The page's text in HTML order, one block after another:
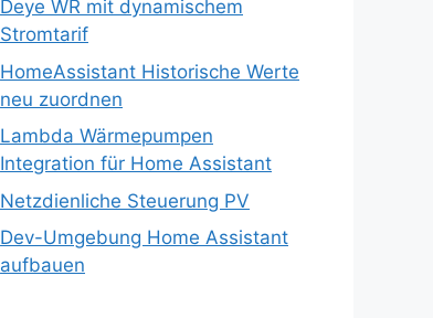
Deye WR mit dynamischem
Stromtarif
HomeAssistant Historische Werte
neu zuordnen
Lambda Wärmepumpen
Integration für Home Assistant
Netzdienliche Steuerung PV
Dev-Umgebung Home Assistant
aufbauen